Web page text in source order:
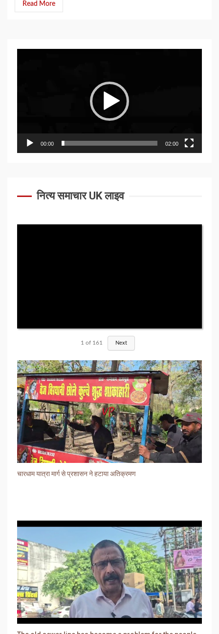
Read More
00:00 02:00
नित्य समाचार UK लाइव
1 of 161 Next
चारधाम यात्रा मार्ग से प्रशासन ने हटाया अतिक्रमण